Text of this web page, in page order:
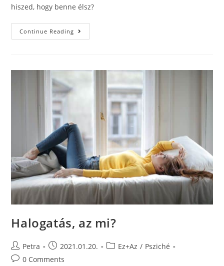
hiszed, hogy benne élsz?
Continue Reading
Halogatás, az mi?
Petra 2021.01.20. Ez+Az / Psziché
0 Comments